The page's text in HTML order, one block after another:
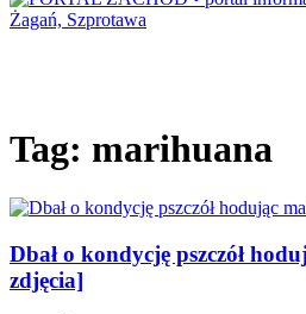
Tag: marihuana
Dbał o kondycję pszczół
zdjęcia]